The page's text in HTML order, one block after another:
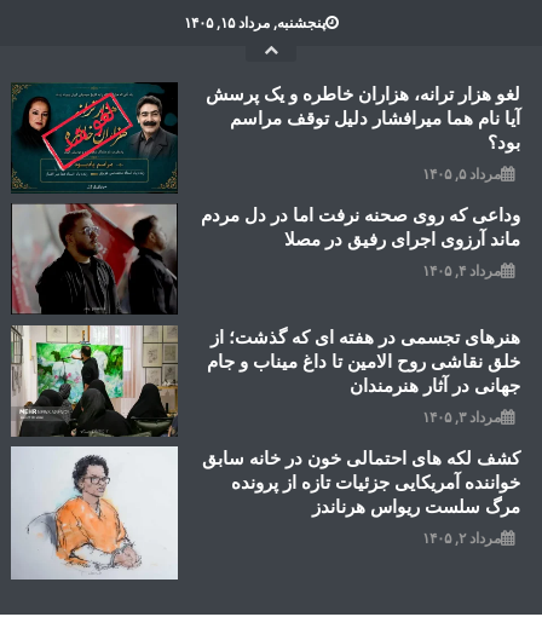
پنجشنبه, مرداد ۱۵, ۱۴۰۵
لغو هزار ترانه، هزاران خاطره و یک پرسش
آیا نام هما میرافشار دلیل توقف مراسم
بود؟
مرداد ۵, ۱۴۰۵
وداعی که روی صحنه نرفت اما در دل مردم
ماند آرزوی اجرای رفیق در مصلا
مرداد ۴, ۱۴۰۵
هنرهای تجسمی در هفته ای که گذشت؛ از
خلق نقاشی روح الامین تا داغ میناب و جام
جهانی در آثار هنرمندان
مرداد ۳, ۱۴۰۵
کشف لکه های احتمالی خون در خانه سابق
خواننده آمریکایی جزئیات تازه از پرونده
مرگ سلست ریواس هرناندز
مرداد ۲, ۱۴۰۵